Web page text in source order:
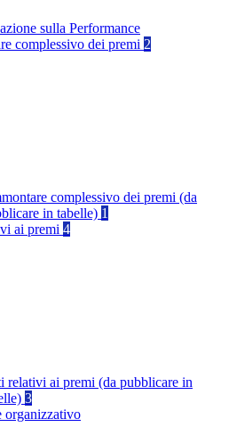
sulla Performance
complessivo dei premi 2
complessivo dei premi (da
in tabelle) 1
ai premi 4
relativi ai premi (da pubblicare in
3
organizzativo